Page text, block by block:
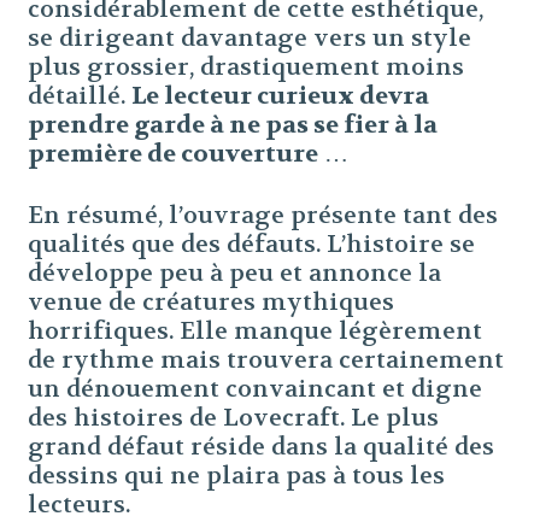
considérablement de cette esthétique,
se dirigeant davantage vers un style
plus grossier, drastiquement moins
détaillé. Le lecteur curieux devra
prendre garde à ne pas se fier à la
première de couverture…
En résumé, l’ouvrage présente tant des
qualités que des défauts. L’histoire se
développe peu à peu et annonce la
venue de créatures mythiques
horrifiques. Elle manque légèrement
de rythme mais trouvera certainement
un dénouement convaincant et digne
des histoires de Lovecraft. Le plus
grand défaut réside dans la qualité des
dessins qui ne plaira pas à tous les
lecteurs.